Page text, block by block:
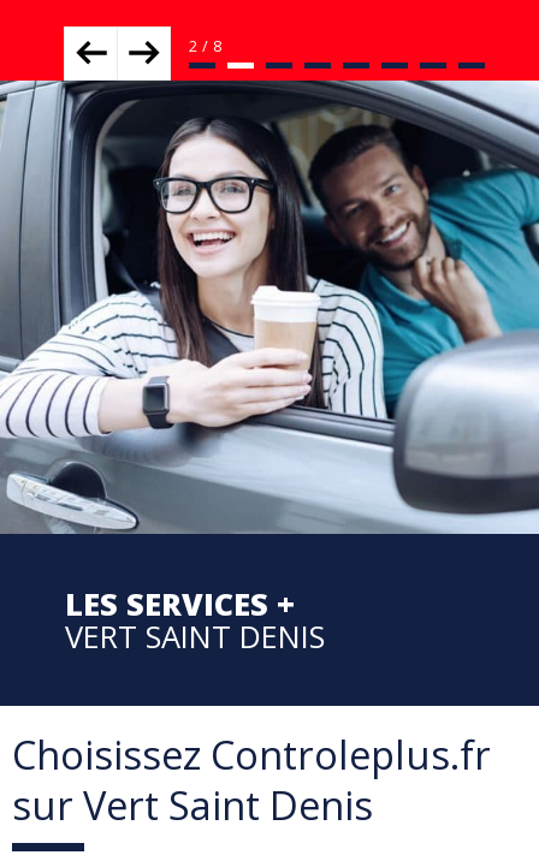
LES SERVICES +
VERT SAINT DENIS
Choisissez Controleplus.fr
sur Vert Saint Denis